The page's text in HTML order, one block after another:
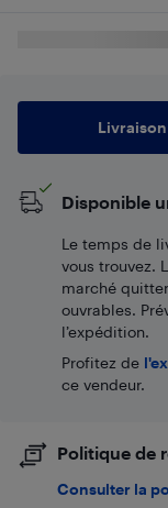
Livraison
Disponible
Le temps de
vous trouvez.
marché
ouvrables.
l’expédition.
Profitez de
ce vendeur.
Politique de
Consulter la